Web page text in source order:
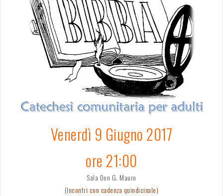
Venerdì 9 Giugno 2017
ore 21:00
Sala Don G. Mauro
(Incontri con cadenza quindicinale)